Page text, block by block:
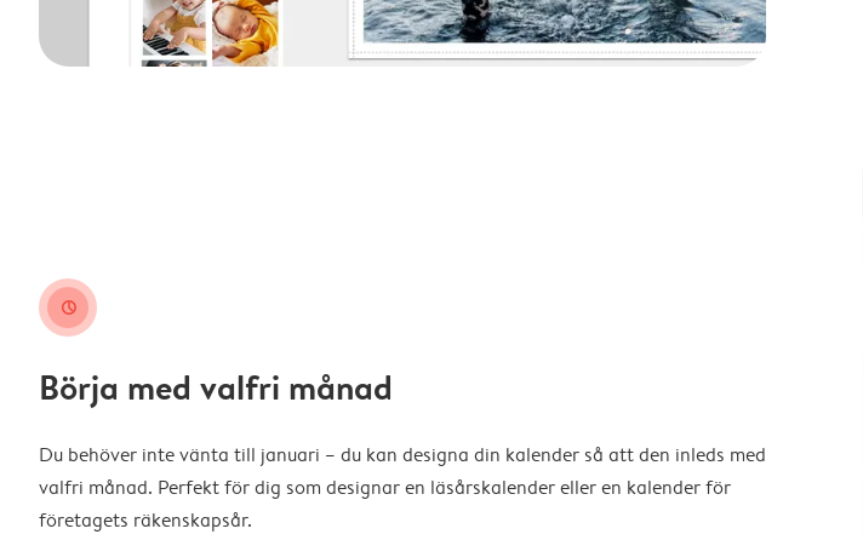
clock
Börja med valfri månad
Du behöver inte vänta till januari – du kan designa din kalender så att den inleds med
valfri månad. Perfekt för dig som designar en läsårskalender eller en kalender för
företagets räkenskapsår.